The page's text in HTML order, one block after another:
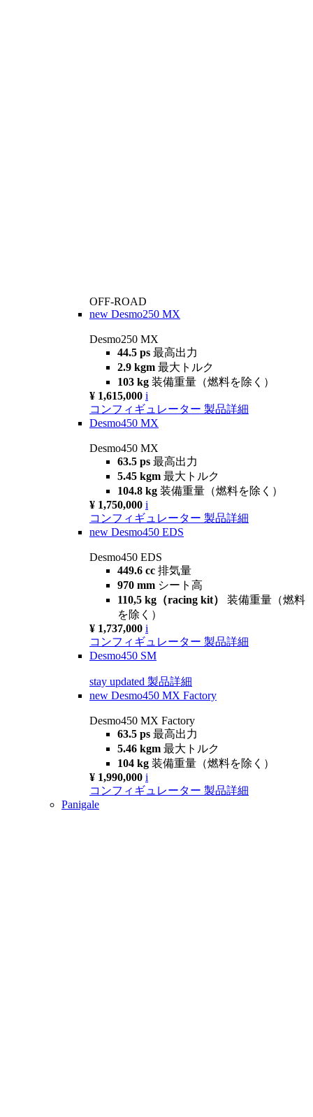
OFF-ROAD
new Desmo250 MX
Desmo250 MX
44.5 ps 最高出力
2.9 kgm 最大トルク
103 kg 装備重量（燃料を除く）
¥ 1,615,000 i
コンフィギュレーター 製品詳細
Desmo450 MX
Desmo450 MX
63.5 ps 最高出力
5.45 kgm 最大トルク
104.8 kg 装備重量（燃料を除く）
¥ 1,750,000 i
コンフィギュレーター 製品詳細
new Desmo450 EDS
Desmo450 EDS
449.6 cc 排気量
970 mm シート高
110,5 kg（racing kit） 装備重量（燃料
を除く）
¥ 1,737,000 i
コンフィギュレーター 製品詳細
Desmo450 SM
stay updated 製品詳細
new Desmo450 MX Factory
Desmo450 MX Factory
63.5 ps 最高出力
5.46 kgm 最大トルク
104 kg 装備重量（燃料を除く）
¥ 1,990,000 i
コンフィギュレーター 製品詳細
Panigale